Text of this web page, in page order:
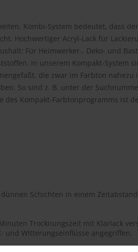
Kombi-System bedeutet, dass
Hochwertiger Acryl-Lack für
Für Heimwerker-, Deko- und
In unserem Kompakt-System
die zwar im Farbton nahezu
So sind z. B. unter der
Kompakt-Farbtonprogramms ist
Schichten in einem
Trocknungszeit mit Klarlack
und Witterungseinflüsse angegriffen.